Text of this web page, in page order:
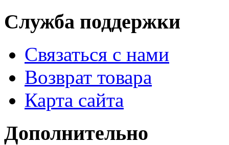
Служба поддержки
Связаться с нами
Возврат товара
Карта сайта
Дополнительно